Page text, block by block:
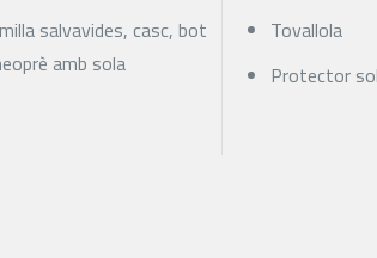
salvavides, casc, bot
amb sola
Tovallola
Protector